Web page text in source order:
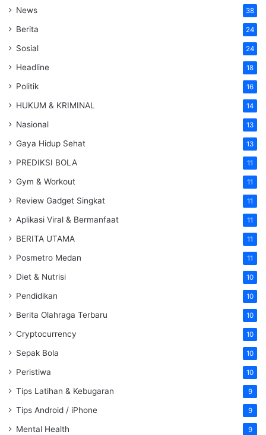
News 38
Berita 24
Sosial 24
Headline 18
Politik 16
HUKUM & KRIMINAL 14
Nasional 13
Gaya Hidup Sehat 13
PREDIKSI BOLA 11
Gym & Workout 11
Review Gadget Singkat 11
Aplikasi Viral & Bermanfaat 11
BERITA UTAMA 11
Posmetro Medan 11
Diet & Nutrisi 10
Pendidikan 10
Berita Olahraga Terbaru 10
Cryptocurrency 10
Sepak Bola 10
Peristiwa 10
Tips Latihan & Kebugaran 9
Tips Android / iPhone 9
Mental Health 9